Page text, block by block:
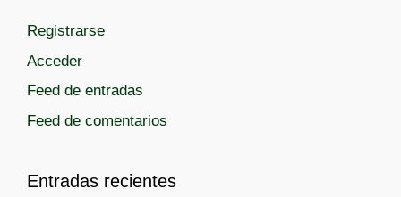
a
aRegistrarse
Acceder
Feed de entradas
Feed de comentarios
Entradas recientes